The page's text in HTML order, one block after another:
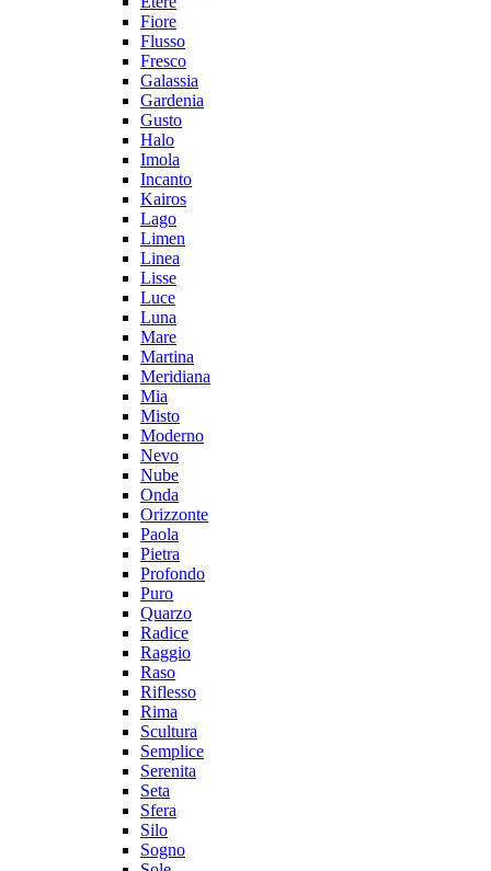
Fiore
Flusso
Fresco
Galassia
Gardenia
Gusto
Halo
Imola
Incanto
Kairos
Lago
Limen
Linea
Lisse
Luce
Luna
Mare
Martina
Meridiana
Mia
Misto
Moderno
Nevo
Nube
Onda
Orizzonte
Paola
Pietra
Profondo
Puro
Quarzo
Radice
Raggio
Raso
Riflesso
Rima
Scultura
Semplice
Serenita
Seta
Sfera
Silo
Sogno